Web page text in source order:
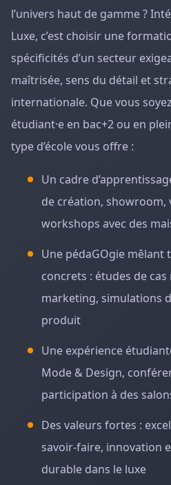
l’univers haut de gamme ?
Luxe, c’est choisir une
spécificités d’un secteur
maîtrisée, sens du détail et
internationale. Que vous
étudiant·e en bac+2 ou en
type d’école vous offre :
Un cadre
de création, showroom,
workshops avec des
Une pédaGOgie mêlant
concrets : études de
marketing, simulations
produit
Une expérience
Mode & Design,
participation à des
Des valeurs fortes :
savoir-faire, innovation
durable dans le luxe